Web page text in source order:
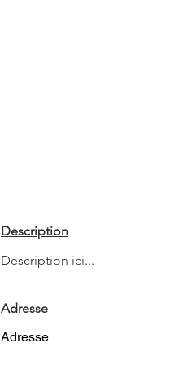
Description
Description ici...
Adresse
Adresse